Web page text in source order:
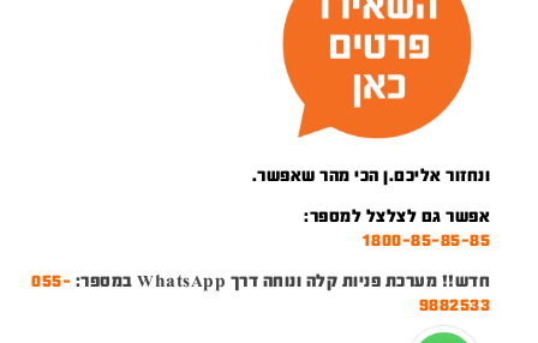
ונחזור אליכם.ן הכי מהר שאפשר.
אפשר גם לצלצל למספר:
1800-85-85-85
חדש!! מערכת פניות קלה ונוחה דרך WhatsApp במספר:
055-
9882533